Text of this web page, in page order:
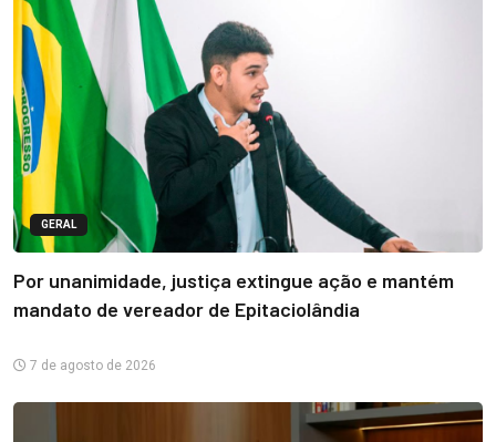
GERAL
Por unanimidade, justiça extingue ação e mantém
mandato de vereador de Epitaciolândia
7 de agosto de 2026